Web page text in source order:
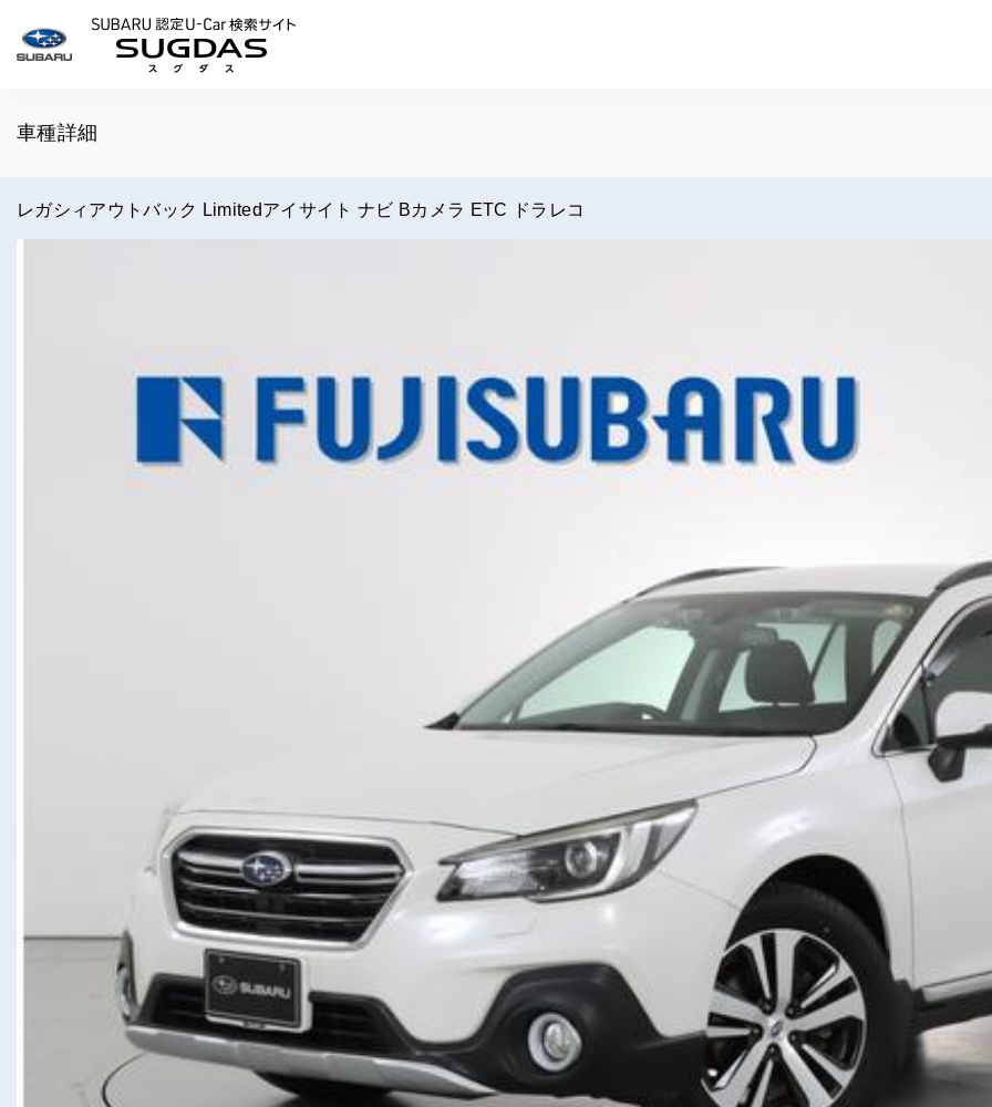
車種詳細
レガシィアウトバック Limitedアイサイト ナビ Bカメラ ETC ドラレコ